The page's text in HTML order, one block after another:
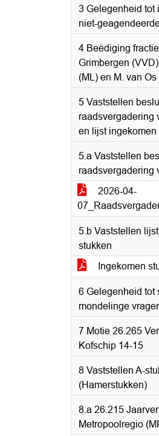
3 Gelegenheid tot
niet-
4 Beëdiging
Grimbergen
(ML) en M. van Os
5 Vaststellen
raadsvergadering
en lijst ingekomen
5.a Vaststellen
raadsvergadering
2026-04-
5.b Vaststellen
stukken
Ingekomen
6 Gelegenheid tot
mondelinge
7 Motie 26.265
Kofschip 14-15
8 Vaststellen A-
(Hamerstukken)
8.a 26.215
Metropoolregio